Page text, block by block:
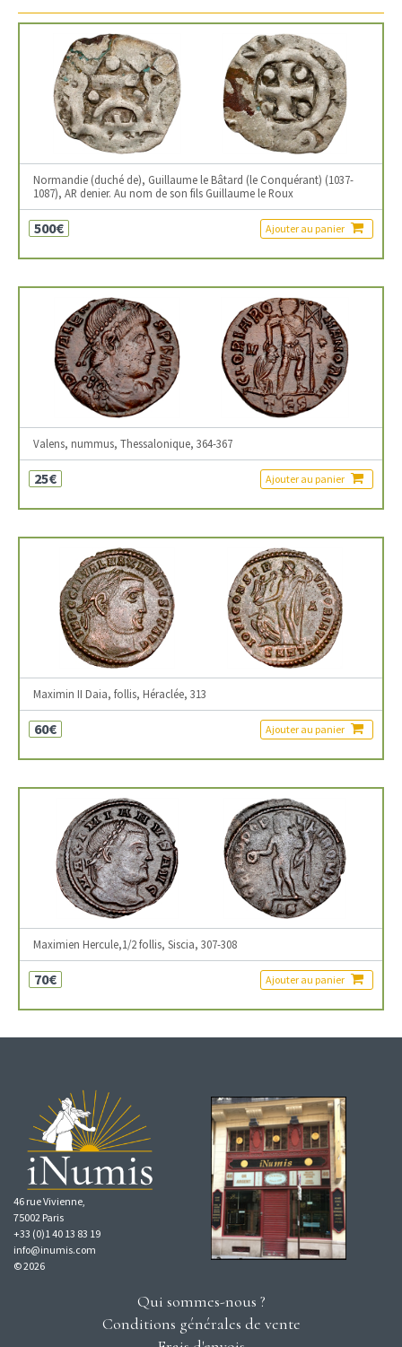
Normandie (duché de), Guillaume le Bâtard (le Conquérant) (1037-
1087), AR denier. Au nom de son fils Guillaume le Roux
500€ Ajouter au panier
Valens, nummus, Thessalonique, 364-367
25€ Ajouter au panier
Maximin II Daia, follis, Héraclée, 313
60€ Ajouter au panier
Maximien Hercule,1/2 follis, Siscia, 307-308
70€ Ajouter au panier
46 rue Vivienne,
75002 Paris
+33 (0)1 40 13 83 19
info@inumis.com
© 2026
Qui sommes-nous ?
Conditions générales de vente